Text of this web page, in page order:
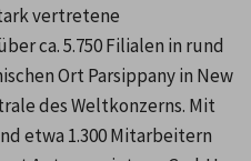
vertretene
ca. 5.750 Filialen in rund
Ort Parsippany in New
des Weltkonzerns. Mit
etwa 1.300 Mitarbeitern